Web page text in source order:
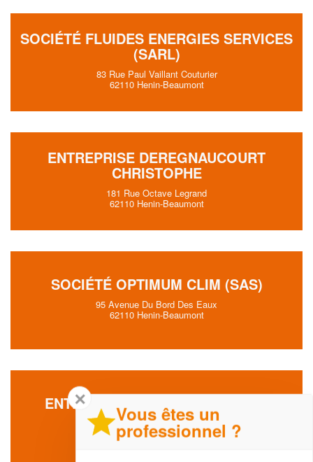
SOCIÉTÉ FLUIDES ENERGIES SERVICES
(SARL)
83 Rue Paul Vaillant Couturier
62110 Henin-Beaumont
ENTREPRISE DEREGNAUCOURT
CHRISTOPHE
181 Rue Octave Legrand
62110 Henin-Beaumont
SOCIÉTÉ OPTIMUM CLIM (SAS)
95 Avenue Du Bord Des Eaux
62110 Henin-Beaumont
ENTREPRISE ALR THERM (SARL)
83 Rue De L'eglise
62110 Henin-Beaumont
✕
Vous êtes un
professionnel ?